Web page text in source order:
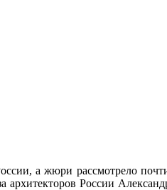
а жюри рассмотрело
архитекторов России